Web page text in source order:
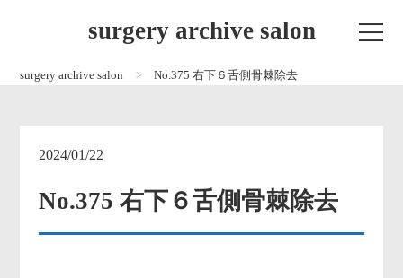
surgery archive salon
surgery archive salon No.375 右下６舌側骨棘除去
2024/01/22
No.375 右下６舌側骨棘除去